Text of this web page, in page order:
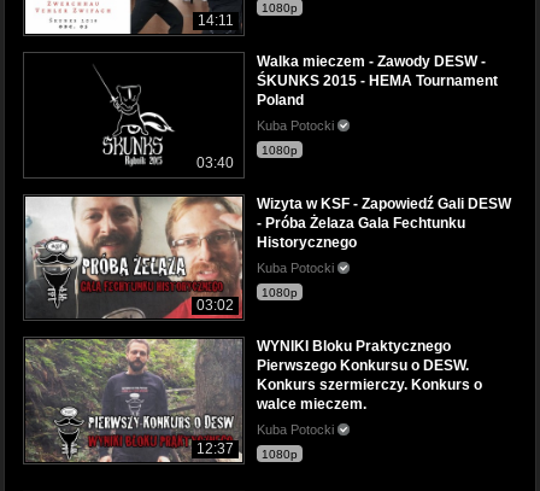
14:11
1080p
03:40
Walka mieczem - Zawody DESW -
ŚKUNKS 2015 - HEMA Tournament
Poland
Kuba Potocki
1080p
03:02
Wizyta w KSF - Zapowiedź Gali DESW
- Próba Żelaza Gala Fechtunku
Historycznego
Kuba Potocki
1080p
12:37
WYNIKI Bloku Praktycznego
Pierwszego Konkursu o DESW.
Konkurs szermierczy. Konkurs o
walce mieczem.
Kuba Potocki
1080p